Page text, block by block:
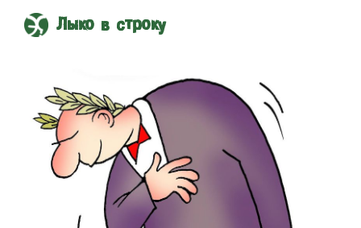
Лыко в строку